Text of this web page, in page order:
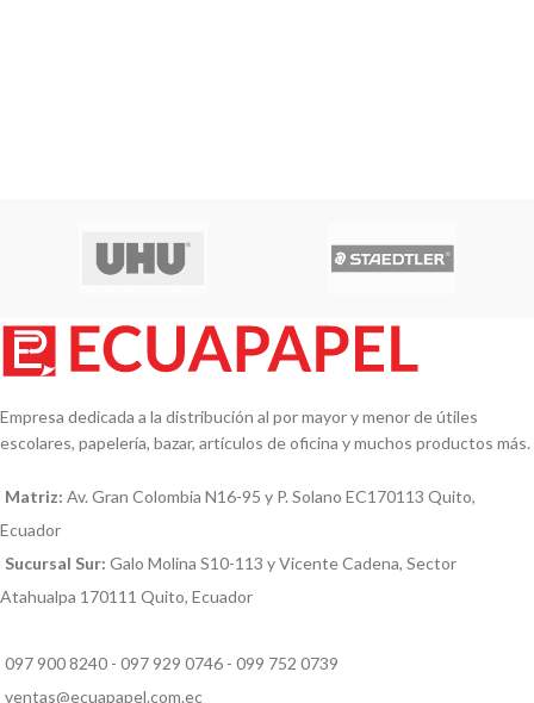
Empresa dedicada a la distribución al por mayor y menor de útiles
escolares, papelería, bazar, artículos de oficina y muchos productos más.
Matriz: Av. Gran Colombia N16-95 y P. Solano EC170113 Quito,
Ecuador
Sucursal Sur: Galo Molina S10-113 y Vicente Cadena, Sector
Atahualpa 170111 Quito, Ecuador
097 900 8240 - 097 929 0746 - 099 752 0739
ventas@ecuapapel.com.ec